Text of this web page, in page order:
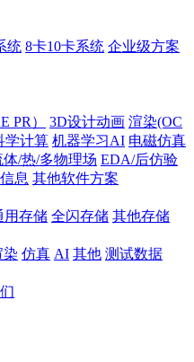
统 8卡10卡系统 企业级方案
PR） 3D设计动画 渲染(OC
学计算 机器学习AI 电磁仿真
/热/多物理场 EDA/后仿验
息 其他软件方案
用存储 全闪存储 其他存储
染 仿真 AI 其他 测试数据